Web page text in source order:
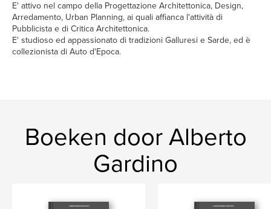
E' attivo nel campo della Progettazione Architettonica, Design,
Arredamento, Urban Planning, ai quali affianca l'attività di
Pubblicista e di Critica Architettonica.
E' studioso ed appassionato di tradizioni Galluresi e Sarde, ed è
collezionista di Auto d'Epoca.
Boeken door Alberto
Gardino